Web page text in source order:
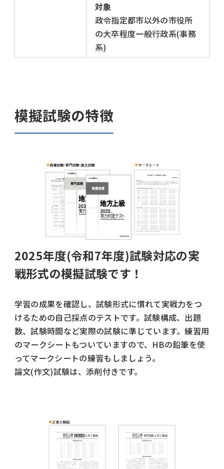
対象
政令指定都市以外の市役所
の大卒程度一般行政系(事務
系)
模擬試験の特徴
2025年度(令和7年度)試験対応の実
戦形式の模擬試験です！
学習の成果を確認し、試験形式に慣れて実戦力をつ
けるための自己採点のテストです。試験構成、出題
数、試験時間など実際の試験に準じています。練習用
のマークシートもついていますので、HBの鉛筆を使
ってマークシートの練習もしましょう。
論文(作文)試験は、添削付きです。